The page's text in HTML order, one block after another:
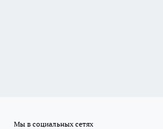
Мы в социальных сетях